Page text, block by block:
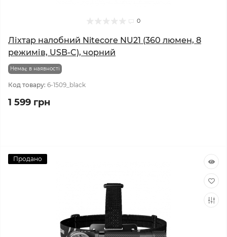
0
Ліхтар налобний Nitecore NU21 (360 люмен, 8
режимів, USB-C), чорний
Немає в наявності
Код товару: 6-1509_black
1 599 грн
Продано